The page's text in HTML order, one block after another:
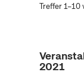
Treffer 1–10
2021